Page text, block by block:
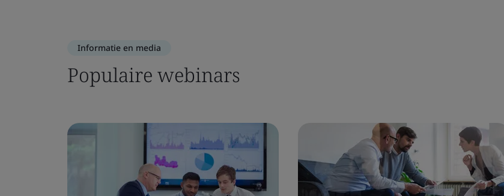
Informatie en media
Populaire webinars